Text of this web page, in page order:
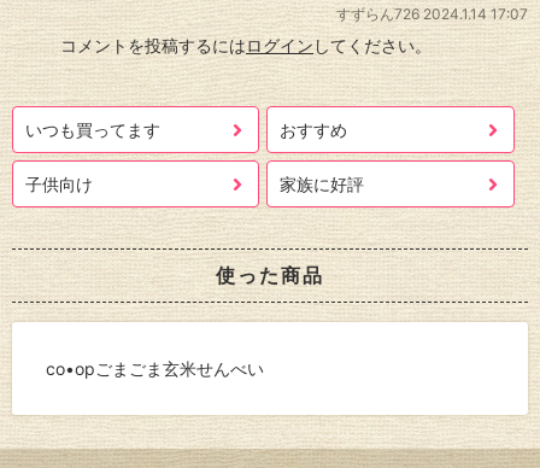
すずらん726 2024.1.14 17:07
コメントを投稿するにはログイン してください。
いつも買ってます おすすめ
子供向け 家族に好評
使った商品
co•opごまごま玄米せんべい